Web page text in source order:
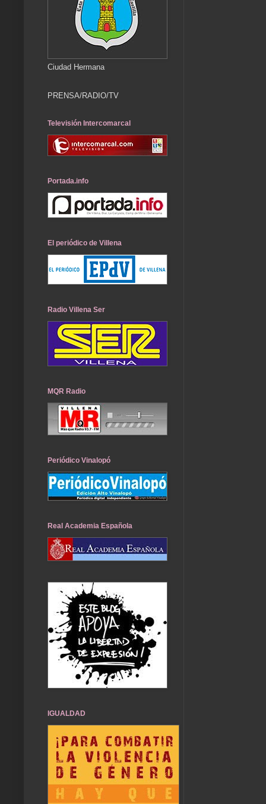
Ciudad Hermana
PRENSA/RADIO/TV
Televisión Intercomarcal
Portada.info
El periódico de Villena
Radio Villena Ser
MQR Radio
Periódico Vinalopó
Real Academia Española
IGUALDAD